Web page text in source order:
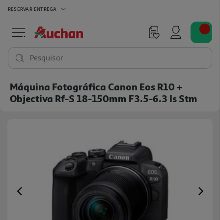
RESERVAR ENTREGA
Pesquisar
Máquina Fotográfica Canon Eos R10 +
Objectiva Rf-S 18-150mm F3.5-6.3 Is Stm
Previous